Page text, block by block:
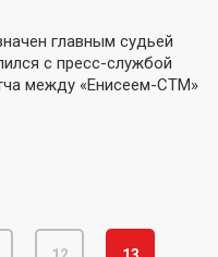
главным судьей
с пресс-службой
между «Енисеем-СТМ»